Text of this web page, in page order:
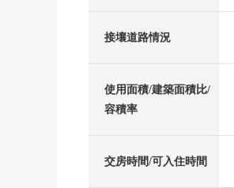
接壤道路情況
使用面積/建築面積比/
容積率
交房時間/可入住時間